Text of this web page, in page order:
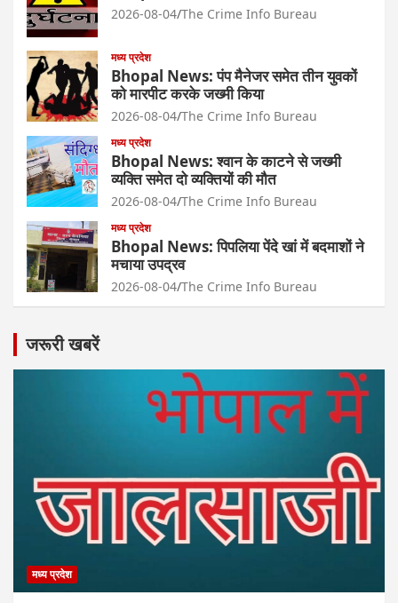
2026-08-04 The Crime Info Bureau
मध्य प्रदेश
Bhopal News: पंप मैनेजर समेत तीन युवकों
को मारपीट करके जख्मी किया
2026-08-04 The Crime Info Bureau
मध्य प्रदेश
Bhopal News: श्वान के काटने से जख्मी
व्यक्ति समेत दो व्यक्तियों की मौत
2026-08-04 The Crime Info Bureau
मध्य प्रदेश
Bhopal News: पिपलिया पेंदे खां में बदमाशों ने
मचाया उपद्रव
2026-08-04 The Crime Info Bureau
जरूरी खबरें
मध्य प्रदेश